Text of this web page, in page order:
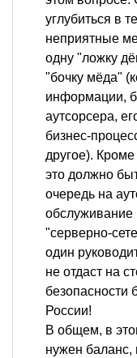
углубиться в
неприятные
одну "ложку
"бочку мёда"
информации,
аутсорсера,
бизнес-
другое).
это должно
очередь на
"серверно-
один
не отдаст на
безопасности
России!
В общем, в
нужен баланс,